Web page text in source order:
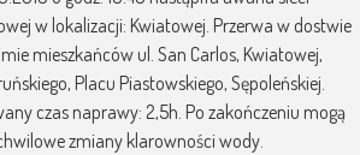
w lokalizacji: Kwiatowej. Przerwa w dostwie
mieszkańców ul. San Carlos, Kwiatowej,
Placu Piastowskiego, Sępoleńskiej.
czas naprawy: 2,5h. Po zakończeniu mogą
zmiany klarowności wody.